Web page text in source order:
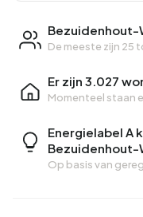
Bezuidenhout-
De meeste zijn 25
Er zijn 3.027
Momenteel staan
Energielabel A
Bezuidenhout-
Op basis van